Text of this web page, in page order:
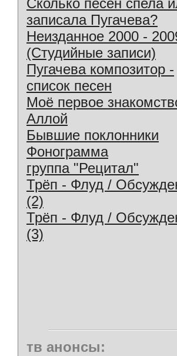
записала Пугачева?
Неизданное 2000 -
(Студийные записи)
Пугачева композитор -
список песен
Моё первое
Аллой
Бывшие поклонники
Фонограмма
группа "Рецитал"
Трёп - Флуд /
(2)
Трёп - Флуд /
(3)
тв анонсы: